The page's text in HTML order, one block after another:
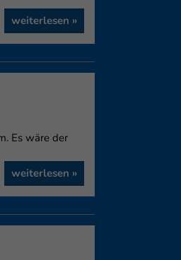
weiterlesen »
Es wäre der
weiterlesen »